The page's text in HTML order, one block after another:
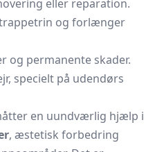
eller reparation.
og forlænger
og permanente skader.
specielt på udendørs
en uundværlig hjælp i
, æstetisk forbedring